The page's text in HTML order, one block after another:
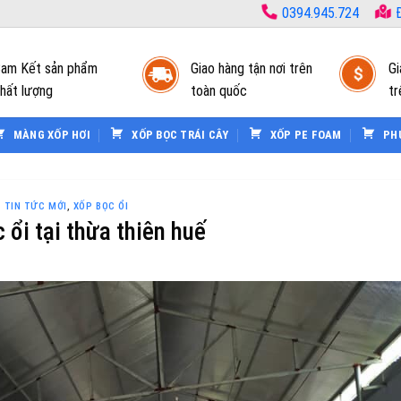
0394.945.724
Kết sản phẩm
lượng
Giao hàng tận nơi trên
toàn quốc
MÀNG XỐP HƠI XỐP BỌC TRÁI CÂY XỐP PE FOAM
TIN TỨC MỚI, XỐP BỌC ỔI
ổi tại thừa thiên huế